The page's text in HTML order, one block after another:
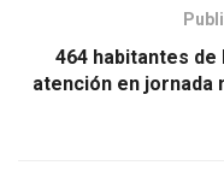
464 habitantes de
atención en jornada